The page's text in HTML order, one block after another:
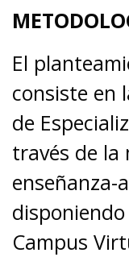
El
consiste en
de
través de la
enseñanza-
Campus